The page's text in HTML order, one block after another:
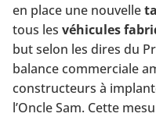
en place une nouvelle
tous les véhicules
but selon les dires du
balance commerciale
constructeurs à
l’Oncle Sam. Cette